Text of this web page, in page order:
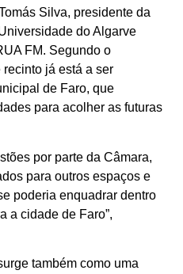
Silva, presidente da
do Algarve
FM. Segundo o
já está a ser
de Faro, que
para acolher as futuras
por parte da Câmara,
para outros espaços e
poderia enquadrar dentro
a cidade de Faro”,
também como uma